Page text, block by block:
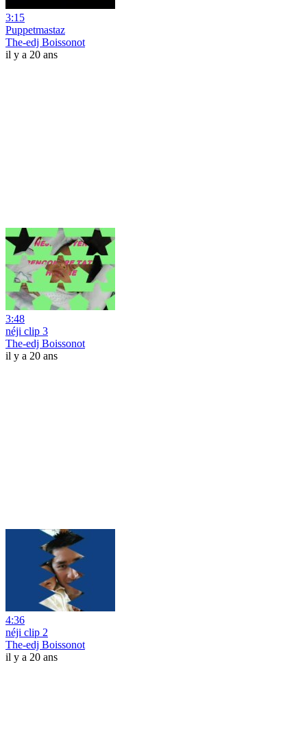
3:15
Puppetmastaz
The-edj Boissonot
il y a 20 ans
3:48
néji clip 3
The-edj Boissonot
il y a 20 ans
4:36
néji clip 2
The-edj Boissonot
il y a 20 ans